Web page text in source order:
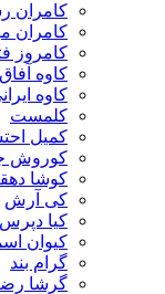
کامران
کامران
کامروز
کاوه آفاق
کاوه
کلمست
کمیل
کوروش
کوشا
کی آرش
کیا دپرس
کیوان
گرام بند
گرشا